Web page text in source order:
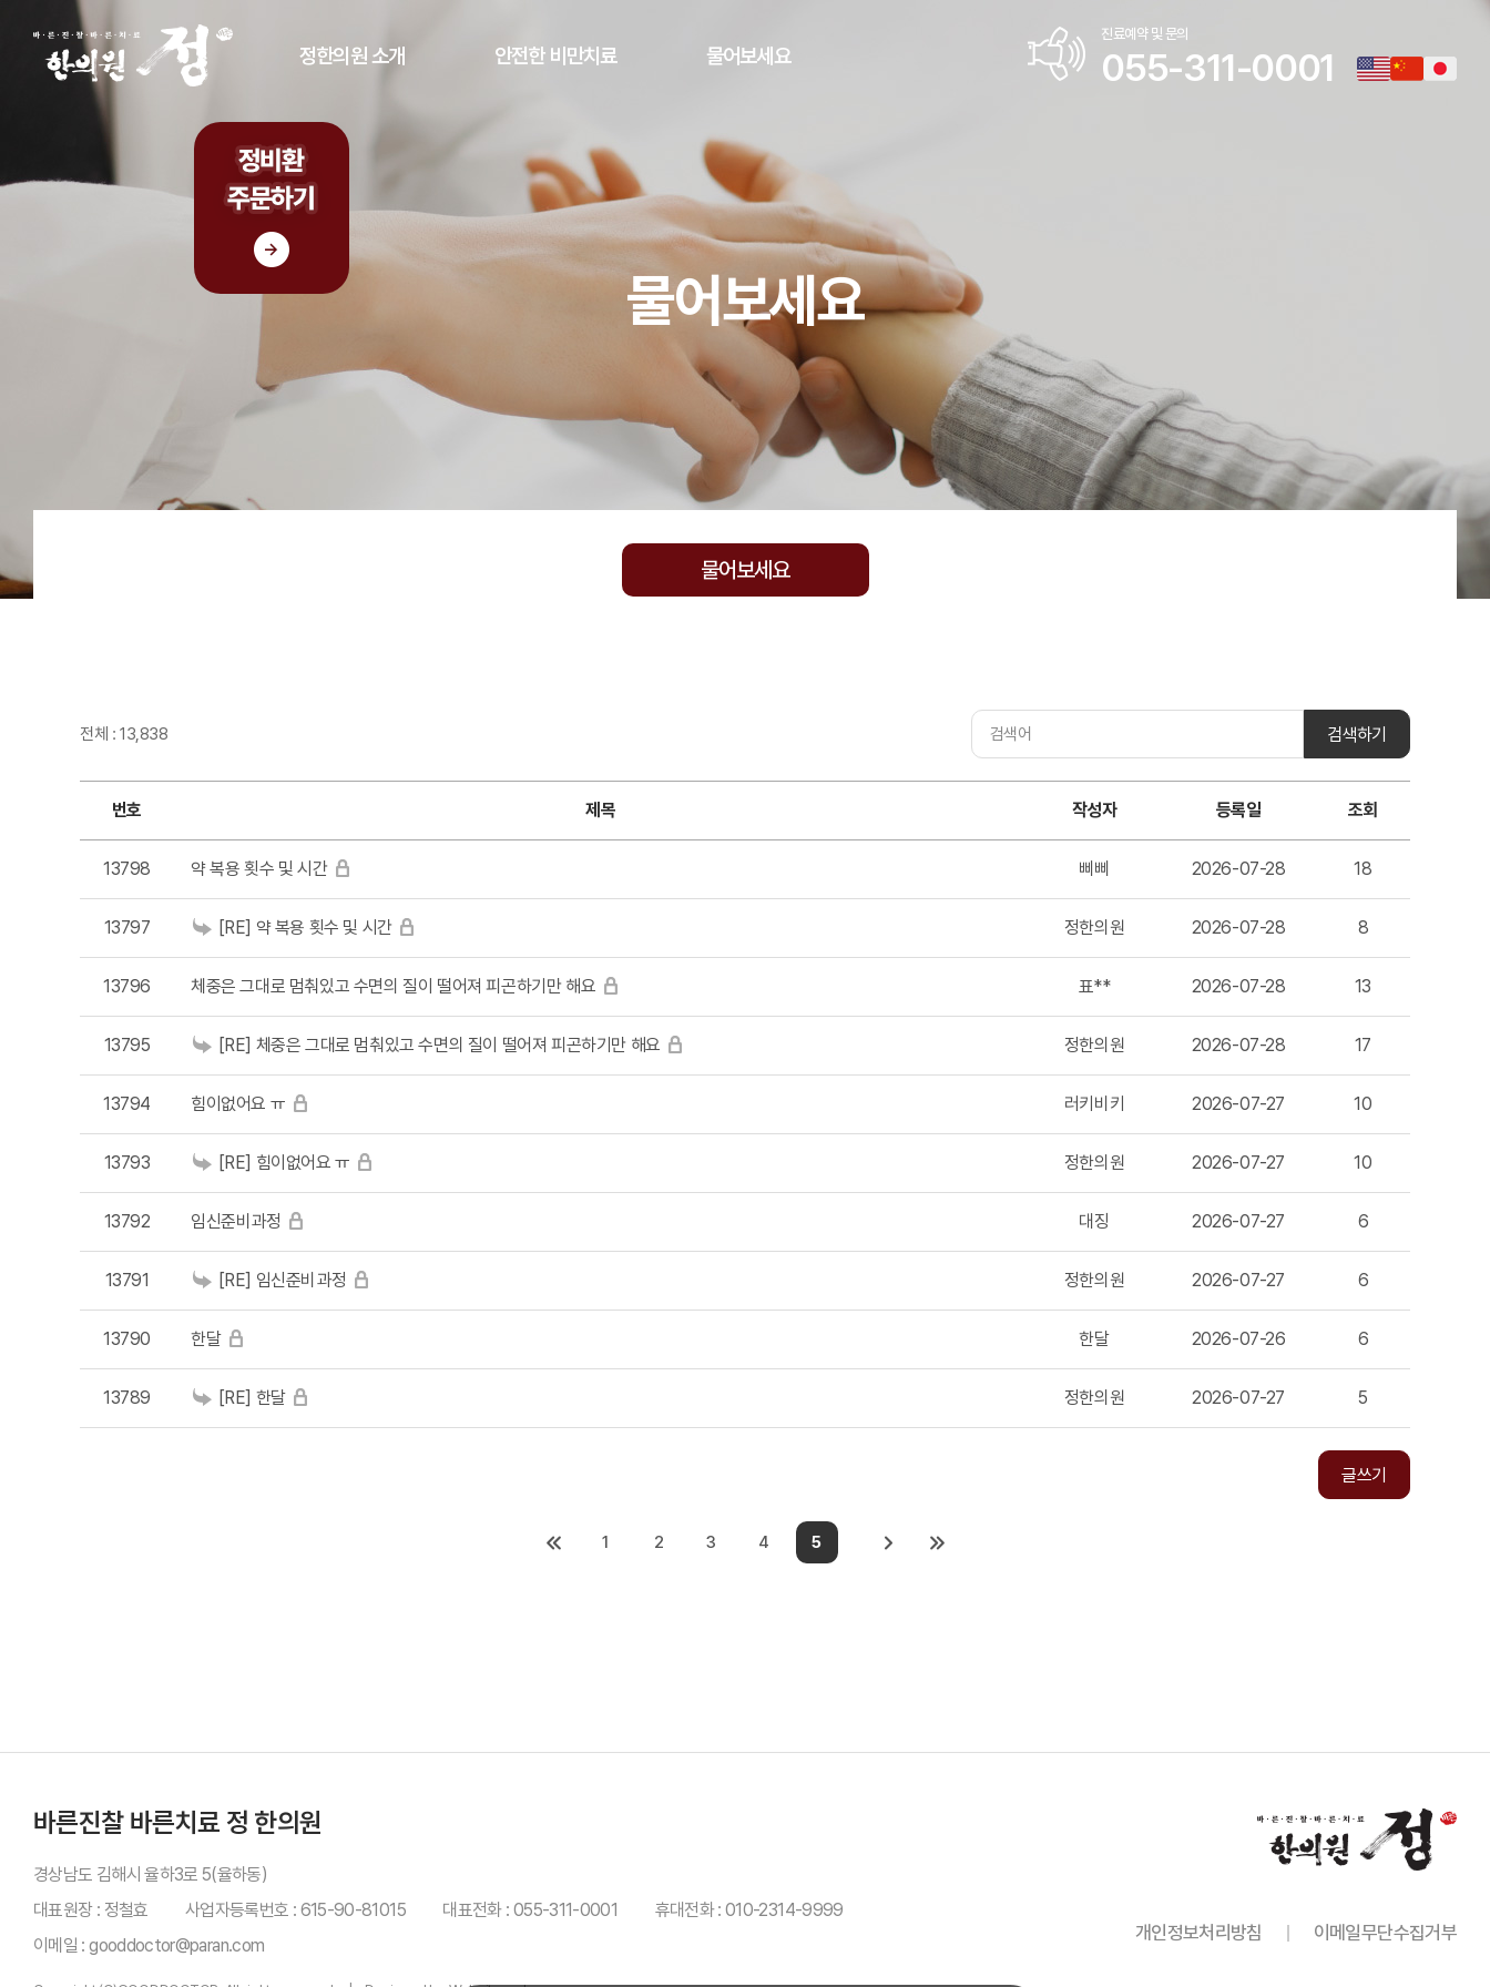
정한의원 소개 안전한 비만치료 물어보세요
진료예약 및 문의
055-311-0001
물어보세요
물어보세요
전체 : 13,838 검색하기
번호 제목 작성자 등록일 조회
13798 약 복용 횟수 및 시간 삐삐 2026-07-28 18
13797 [RE] 약 복용 횟수 및 시간 정한의원 2026-07-28 8
13796 체중은 그대로 멈춰있고 수면의 질이 떨어져 피곤하기만 해요 표** 2026-07-28 13
13795 [RE] 체중은 그대로 멈춰있고 수면의 질이 떨어져 피곤하기만 해요 정한의원 2026-07-28 17
13794 힘이없어요 ㅠ 러키비키 2026-07-27 10
13793 [RE] 힘이없어요 ㅠ 정한의원 2026-07-27 10
13792 임신준비과정 대징 2026-07-27 6
13791 [RE] 임신준비과정 정한의원 2026-07-27 6
13790 한달 한달 2026-07-26 6
13789 [RE] 한달 정한의원 2026-07-27 5
글쓰기
1 2 3 4 5
바른진찰 바른치료 정 한의원
경상남도 김해시 율하3로 5(율하동)
대표원장 : 정철효
사업자등록번호 : 615-90-81015 대표전화 : 055-311-0001
휴대전화 : 010-2314-9999
이메일 : gooddoctor@paran.com
개인정보처리방침 이메일무단수집거부